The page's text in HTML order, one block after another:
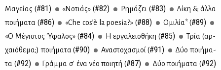
Μα­γεί­ας (#81) «Νο­τιάς» (#82) Ρη­μά­ζει (#83)
Δί­κη & άλ­λα
ποι­ή­μα­τα (#86) «Che cos’è la poesia?» (#88) Ομι­λία* (#89)
«Ο Μέ­γι­στος Ύφα­λος» (#84) Η ερ­γα­λειο­θή­κη (#85)
Τρία (αρ­
χαιό­θε­μα;) ποι­ή­μα­τα (#90) Ανα­στο­χα­σμοί (#91)
Δύο ποι­ή­μα­
τα (#92) Γράμ­μα σ' ένα νέο ποι­η­τή (#87) Δύο ποι­ή­μα­τα (#92)